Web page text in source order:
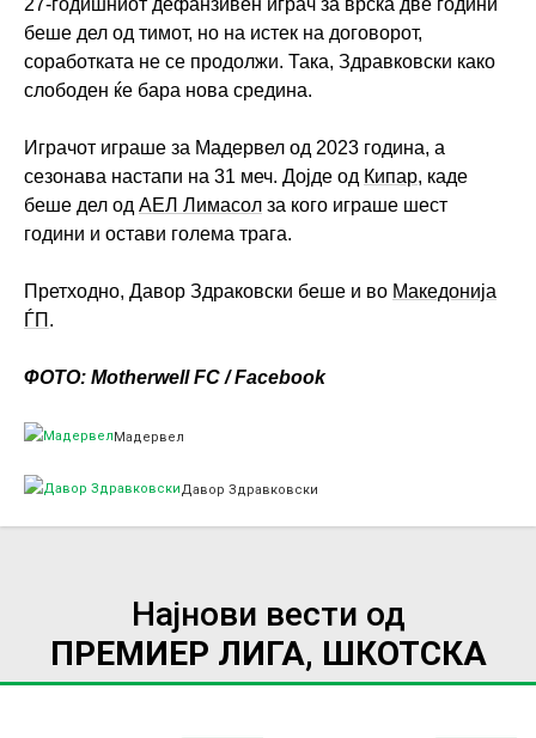
27-годишниот дефанзивен играч за врска две години
беше дел од тимот, но на истек на договорот,
соработката не се продолжи. Така, Здравковски како
слободен ќе бара нова средина.
Играчот играше за Мадервел од 2023 година, а
сезонава настапи на 31 меч. Дојде од Кипар, каде
беше дел од АЕЛ Лимасол за кого играше шест
години и остави голема трага.
Претходно, Давор Здраковски беше и во Македонија
ЃП .
ФОТО: Motherwell FC / Facebook
Мадервел
Давор Здравковски
Најнови вести од
ПРЕМИЕР ЛИГА, ШКОТСКА